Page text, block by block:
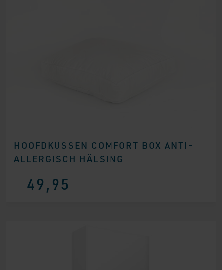
HOOFDKUSSEN COMFORT BOX ANTI-
ALLERGISCH HÄLSING
49,95